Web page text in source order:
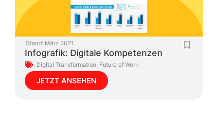
Stand: März 2021
Infografik: Digitale Kompetenzen
Digital Transformation Future of Work
JETZT ANSEHEN